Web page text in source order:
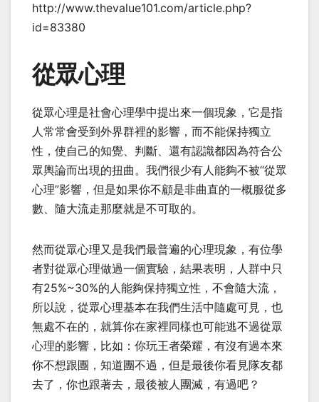
http://www.thevalue101.com/article.php?
id=83380
從眾心理
從眾心理是社會心理學中提出來一個現象，它是指
人常常會受到外界群裡的影響，而不能保持獨立
性，使自己的知覺、判斷、還有認識都因為符合公
眾輿論而出現的扭曲。我們很少有人能夠不被“從眾
心理”影響，但是如果你不顧是非曲直的一概服從多
數、隨大流走那麼就是不可取的。
然而從眾心理又是我們最普遍的心理現象，有位學
者對從眾心理做過一個實驗，結果表明，人群中只
有25%~30%的人能夠保持獨立性，不會隨大流，
所以說，從眾心理基本在我們生活中隨處可見，也
無處不在的，就算你在家裡同樣也可能逃不過從眾
心理的影響，比如：你玩王者榮耀，有沒有過本來
你不想跟團，知道團不過，但是最後你看見隊友都
去了，你也跟著去，最後被人團滅，有過吧？